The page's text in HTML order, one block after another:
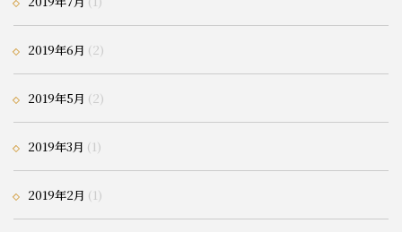
2019年6月 (2)
2019年5月 (2)
2019年3月 (1)
2019年2月 (1)